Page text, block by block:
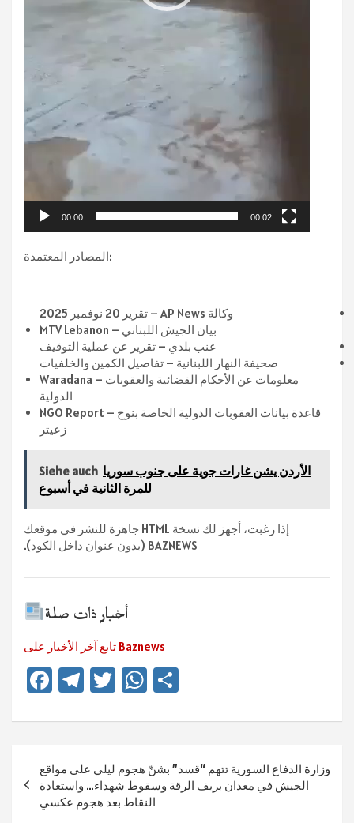
00:00 00:02
المصادر المعتمدة:
وكالة AP News – تقرير 20 نوفمبر 2025
MTV Lebanon – بيان الجيش اللبناني
عنب بلدي – تقرير عن عملية التوقيف
صحيفة النهار اللبنانية – تفاصيل الكمين والخلفيات
Waradana – معلومات عن الأحكام القضائية والعقوبات
الدولية
NGO Report – قاعدة بيانات العقوبات الدولية الخاصة بنوح
زعيتر
Siehe auch الأردن يشن غارات جوية على جنوب سوريا
للمرة الثانية في أسبوع
إذا رغبت، أجهز لك نسخة HTML جاهزة للنشر في موقعك
BAZNEWS (بدون عنوان داخل الكود).
أخبار ذات صلة
تابع آخر الأخبار على Baznews
Fa
b
o
ok
Te
gr
m
T
tt
W
at
p
p
n
وزارة الدفاع السورية تتهم “قسد” بشنّ هجوم ليلي على مواقع
الجيش في معدان بريف الرقة وسقوط شهداء… واستعادة
النقاط بعد هجوم عكسي